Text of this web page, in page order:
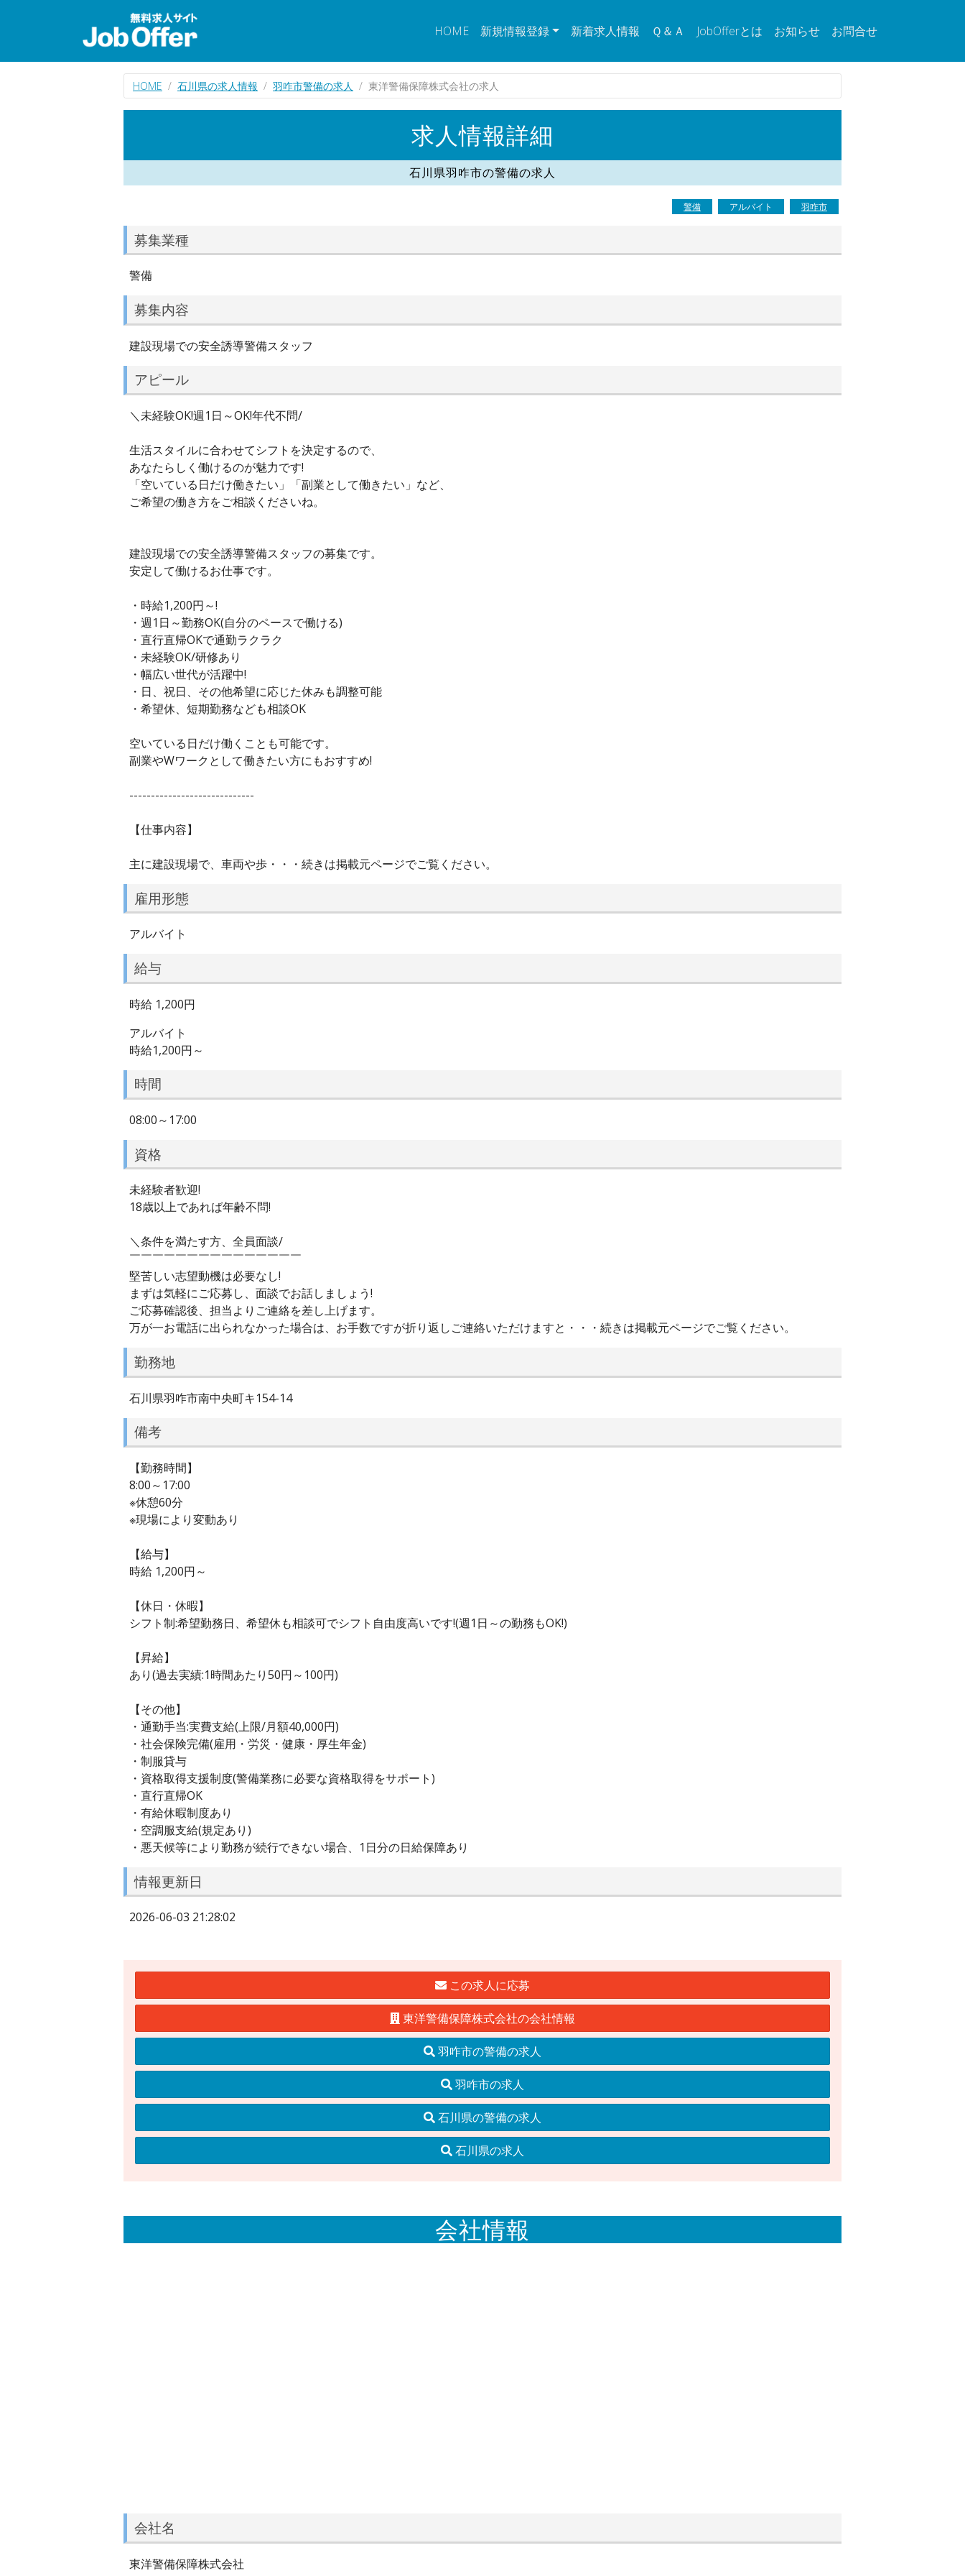
HOME 新規情報登録 新着求人情報 Ｑ＆Ａ JobOfferとは お知らせ お問合せ
HOME 石川県の求人情報 羽咋市警備の求人 東洋警備保障株式会社の求人
求人情報詳細
石川県羽咋市の警備の求人
警備 アルバイト 羽咋市
募集業種
警備
募集内容
建設現場での安全誘導警備スタッフ
アピール
＼未経験OK!週1日～OK!年代不問/
生活スタイルに合わせてシフトを決定するので、
あなたらしく働けるのが魅力です!
「空いている日だけ働きたい」「副業として働きたい」など、
ご希望の働き方をご相談くださいね。
建設現場での安全誘導警備スタッフの募集です。
安定して働けるお仕事です。
・時給1,200円～!
・週1日～勤務OK(自分のペースで働ける)
・直行直帰OKで通勤ラクラク
・未経験OK/研修あり
・幅広い世代が活躍中!
・日、祝日、その他希望に応じた休みも調整可能
・希望休、短期勤務なども相談OK
空いている日だけ働くことも可能です。
副業やWワークとして働きたい方にもおすすめ!
-----------------------------
【仕事内容】
主に建設現場で、車両や歩・・・続きは掲載元ページでご覧ください。
雇用形態
アルバイト
給与
時給 1,200円
アルバイト
時給1,200円～
時間
08:00～17:00
資格
未経験者歓迎!
18歳以上であれば年齢不問!
＼条件を満たす方、全員面談/
￣￣￣￣￣￣￣￣￣￣￣￣￣￣￣
堅苦しい志望動機は必要なし!
まずは気軽にご応募し、面談でお話しましょう!
ご応募確認後、担当よりご連絡を差し上げます。
万が一お電話に出られなかった場合は、お手数ですが折り返しご連絡いただけますと・・・続きは掲載元ページでご覧ください。
勤務地
石川県羽咋市南中央町キ154-14
備考
【勤務時間】
8:00～17:00
※休憩60分
※現場により変動あり
【給与】
時給 1,200円～
【休日・休暇】
シフト制:希望勤務日、希望休も相談可でシフト自由度高いです!(週1日～の勤務もOK!)
【昇給】
あり(過去実績:1時間あたり50円～100円)
【その他】
・通勤手当:実費支給(上限/月額40,000円)
・社会保険完備(雇用・労災・健康・厚生年金)
・制服貸与
・資格取得支援制度(警備業務に必要な資格取得をサポート)
・直行直帰OK
・有給休暇制度あり
・空調服支給(規定あり)
・悪天候等により勤務が続行できない場合、1日分の日給保障あり
情報更新日
2026-06-03 21:28:02
この求人に応募
東洋警備保障株式会社の会社情報
羽咋市の警備の求人
羽咋市の求人
石川県の警備の求人
石川県の求人
会社情報
会社名
東洋警備保障株式会社